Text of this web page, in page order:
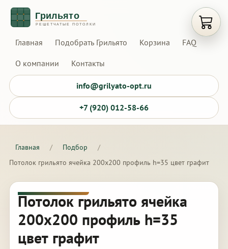
Главная Подобрать Грильято Корзина FAQ
О компании Контакты
info@grilyato-opt.ru
+7 (920) 012-58-66
Главная / Подбор
/
Потолок грильято ячейка 200х200 профиль h=35 цвет графит
Потолок грильято ячейка
200х200 профиль h=35
цвет графит